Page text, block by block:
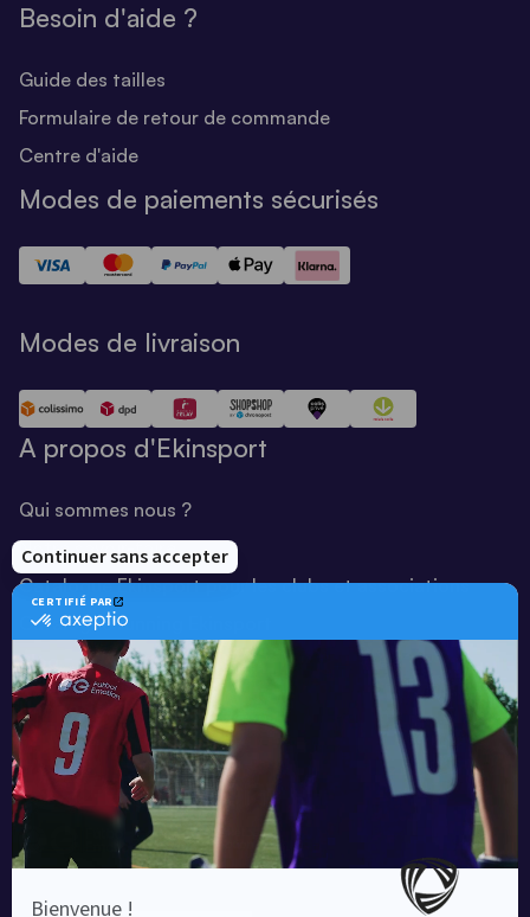
Besoin d'aide ?
Guide des tailles
Formulaire de retour de commande
Centre d'aide
Modes de paiements sécurisés
Modes de livraison
A propos d'Ekinsport
Qui sommes nous ?
Notre savoir-faire
Catalogue Ekinsport pour les clubs et associations
Catalogue running Ekinsport
Blog
Une société de :